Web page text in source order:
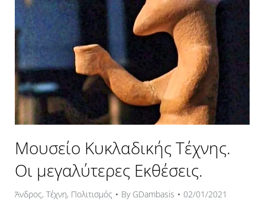
Μουσείο Κυκλαδικής Τέχνης.
Οι μεγαλύτερες Εκθέσεις.
Άνδρος, Τέχνη, Πολιτισμός By GDambasis 02/01/2021